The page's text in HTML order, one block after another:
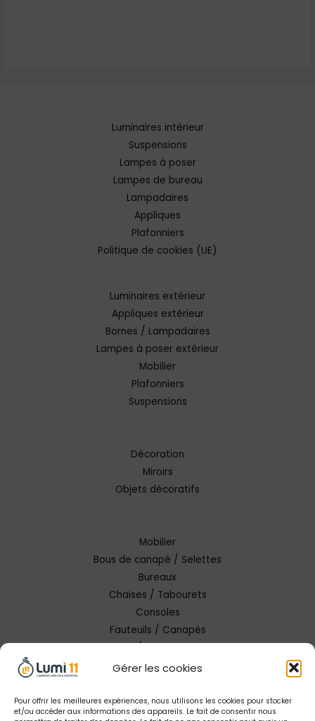
Gérer les cookies
Pour offrir les meilleures expériences, nous utilisons les cookies pour stocker
et/ou accéder aux informations des appareils. Le fait de consentir nous
Luminaires intérieur
Suspensions
Lampes à poser
Lampes de bureau
Lampadaires
Appliques
Plafonniers
Politique de cookies (UE)
Luminaires extérieur
Appliques extérieur
Bornes / Lampadaires
Lampes à poser extérieur
Mobilier
Plafonniers
Suspensions
Décoration
Miroirs
Objets décoratifs
Mobilier
Bous de canapé / Selettes
Bureaux
Chaises / Tabourets
Consoles
Fauteuils / Canapés
Tables / Tables basses